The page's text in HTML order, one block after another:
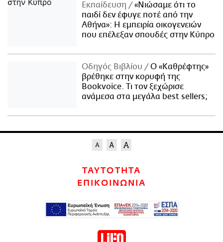
Εκπαίδευση
«Νιώσαμε ότι το
παιδί δεν έφυγε ποτέ από την
Αθήνα»: Η εμπειρία οικογενειών
που επέλεξαν σπουδές στην Κύπρο
Οδηγός Βιβλίου
Ο «Καθρέφτης»
βρέθηκε στην κορυφή της
Bookvoice. Τι τον ξεχώρισε
ανάμεσα στα μεγάλα best sellers;
ΤΑΥΤΟΤΗΤΑ
ΕΠΙΚΟΙΝΩΝΙΑ